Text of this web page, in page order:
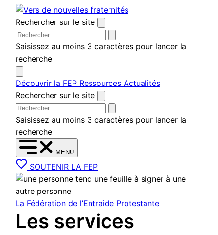
Aller au contenu
Rechercher sur le site
Saisissez au moins 3 caractères pour lancer la
recherche
Découvrir la FEP Ressources Actualités
Rechercher sur le site
Saisissez au moins 3 caractères pour lancer la
recherche
MENU
SOUTENIR LA FEP
La Fédération de l’Entraide Protestante
Les services